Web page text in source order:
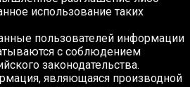
использование таких
пользователей информации
с соблюдением
законодательства.
являющаяся производной